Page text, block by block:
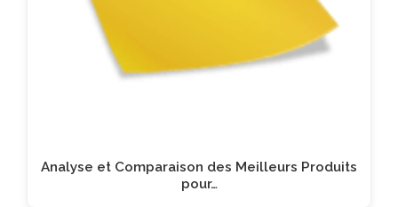
Analyse et Comparaison des Meilleurs Produits
pour…